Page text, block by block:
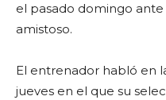
el pasado domingo
amistoso.
El entrenador habló en
jueves en el que su